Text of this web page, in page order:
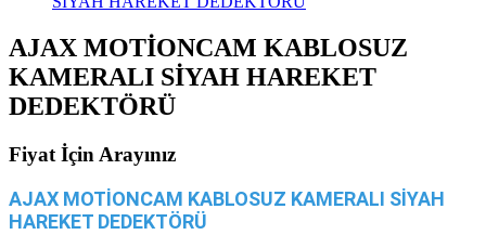
AJAX MOTİONCAM KABLOSUZ
KAMERALI SİYAH HAREKET
DEDEKTÖRÜ
Fiyat İçin Arayınız
AJAX MOTİONCAM KABLOSUZ KAMERALI SİYAH
HAREKET DEDEKTÖRÜ